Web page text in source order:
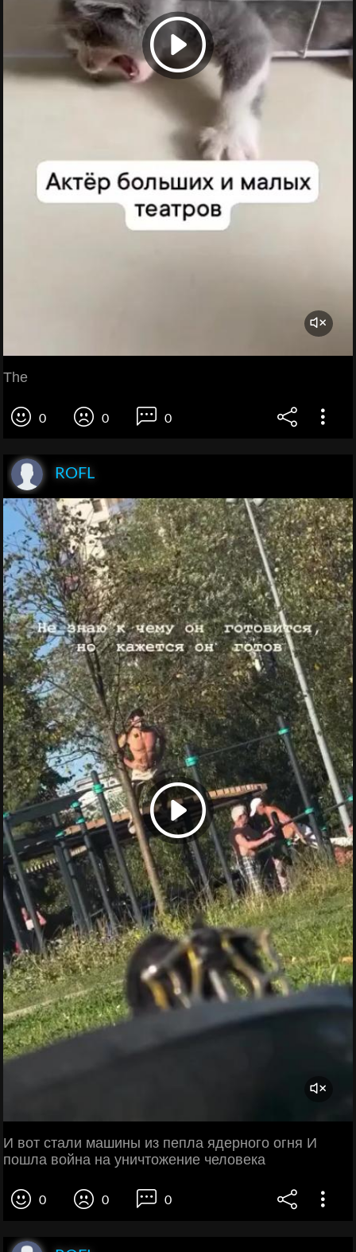
The
0 0 0
ROFL
И вот стали машины из пепла ядерного огня И
пошла война на уничтожение человека
0 0 0